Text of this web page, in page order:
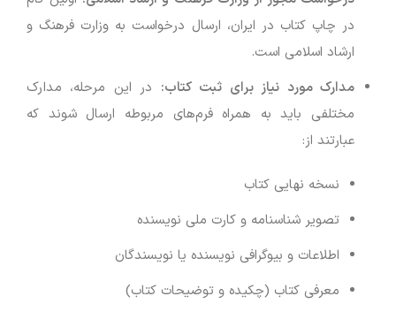
در چاپ کتاب در ایران، ارسال درخواست به وزارت فرهنگ و
ارشاد اسلامی است.
مدارک مورد نیاز برای ثبت کتاب: در این مرحله، مدارک
مختلفی باید به همراه فرم‌های مربوطه ارسال شوند که
عبارتند از:
نسخه نهایی کتاب
تصویر شناسنامه و کارت ملی نویسنده
اطلاعات و بیوگرافی نویسنده یا نویسندگان
معرفی کتاب (چکیده و توضیحات کتاب)